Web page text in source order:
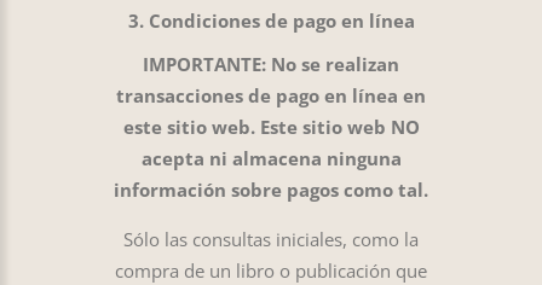
3. Condiciones de pago en línea
IMPORTANTE: No se realizan
transacciones de pago en línea en
este sitio web. Este sitio web NO
acepta ni almacena ninguna
información sobre pagos como tal.
Sólo las consultas iniciales, como la
compra de un libro o publicación que